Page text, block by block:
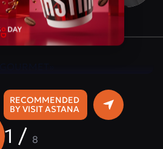
RECOMMENDED
BY VISIT ASTANA
1 / 8